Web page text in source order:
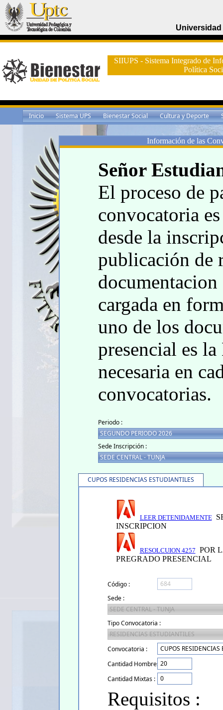
SIIUPS - Sistema Integrado de
Política
Inicio Sistema UPS Bienestar Social Cultura y Deporte
Información de las
Señor
El proceso de
convocatoria
desde la
publicación de
documentacion
cargada en
uno de los
presencial es
necesaria en
convocatorias.
Periodo :
Sede Inscripción :
CUPOS RESIDENCIAS ESTUDIANTILES
LEER DETENIDAMENTE
INSCRIPCION
RESOLCUION 4257 POR
PREGRADO PRESENCIAL
Código :
Sede :
Tipo Convocatoria :
Convocatoria :
Cantidad Hombres :
Cantidad Mixtas :
Requisitos :